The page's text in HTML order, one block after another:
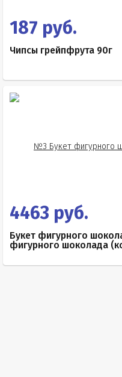
187 руб.
Чипсы грейпфрута 90г
4463 руб.
Букет фигурного
фигурного шоколада